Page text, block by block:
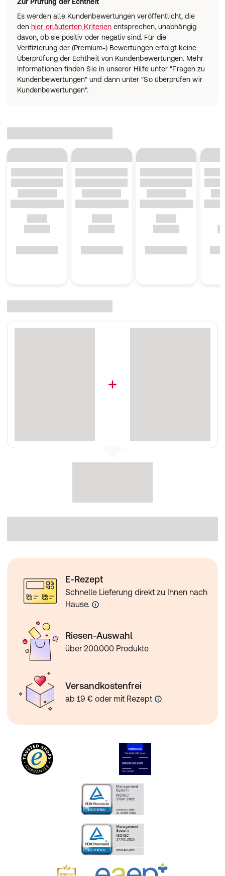
Es werden alle Kundenbewertungen veröffentlicht, die
den hier erläuterten Kriterien entsprechen, unabhängig
davon, ob sie positiv oder negativ sind. Für die
Verifizierung der (Premium-) Bewertungen erfolgt keine
Überprüfung der Echtheit von Kundenbewertungen. Mehr
Informationen finden Sie in unserer Hilfe unter "Fragen zu
Kundenbewertungen" und dann unter "So überprüfen wir
Kundenbewertungen".
E-Rezept
Schnelle Lieferung direkt zu Ihnen nach
Hause.
Riesen-Auswahl
über 200.000 Produkte
Versandkostenfrei
ab 19 € oder mit Rezept